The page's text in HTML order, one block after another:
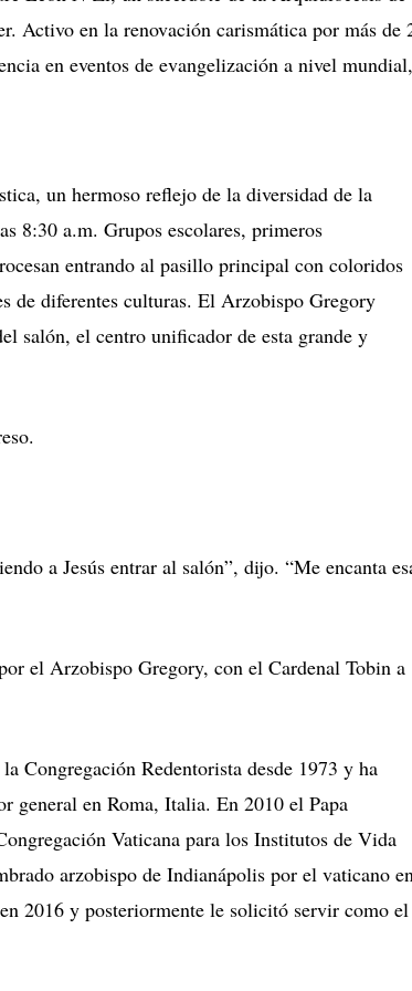
Activo en la renovación carismática por más de
en eventos de evangelización a nivel mundial,
un hermoso reflejo de la diversidad de la
8:30 a.m. Grupos escolares, primeros
entrando al pasillo principal con coloridos
de diferentes culturas. El Arzobispo Gregory
salón, el centro unificador de esta grande y
a Jesús entrar al salón”, dijo. “Me encanta
el Arzobispo Gregory, con el Cardenal Tobin a
Congregación Redentorista desde 1973 y ha
general en Roma, Italia. En 2010 el Papa
Vaticana para los Institutos de Vida
arzobispo de Indianápolis por el vaticano
2016 y posteriormente le solicitó servir como el